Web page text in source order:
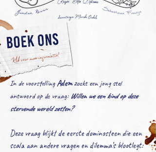
Klik voor meer informatie!
In de voorstelling Ademzoekt een jong stel
antwoord op de vraag: Willen we een kind op deze
stervende wereld zetten?
Deze vraag blijkt de eerste dominosteen die een
scala aan andere vragen en dilemma’s blootlegt: